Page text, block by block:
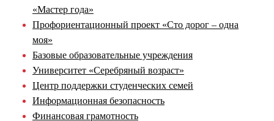
«Мастер года»
Профориентационный проект «Сто дорог – одна
моя»
Базовые образовательные учреждения
Университет «Серебряный возраст»
Центр поддержки студенческих семей
Информационная безопасность
Финансовая грамотность